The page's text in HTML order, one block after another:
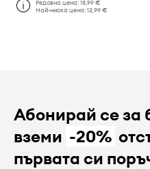
Редовна цена:18,99 €
Най-ниска цена:12,99 €
Абонирай се за
вземи -20%
първата си